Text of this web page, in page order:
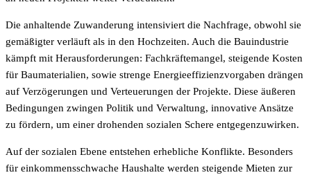
Die anhaltende Zuwanderung intensiviert die Nachfrage, obwohl sie
gemäßigter verläuft als in den Hochzeiten. Auch die Bauindustrie
kämpft mit Herausforderungen: Fachkräftemangel, steigende Kosten
für Baumaterialien, sowie strenge Energieeffizienzvorgaben drängen
auf Verzögerungen und Verteuerungen der Projekte. Diese äußeren
Bedingungen zwingen Politik und Verwaltung, innovative Ansätze
zu fördern, um einer drohenden sozialen Schere entgegenzuwirken.
Auf der sozialen Ebene entstehen erhebliche Konflikte. Besonders
für einkommensschwache Haushalte werden steigende Mieten zur